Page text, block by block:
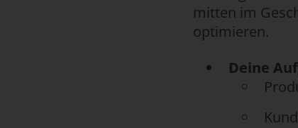
mitten im
optimieren.
Deine